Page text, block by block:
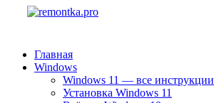
Главная
Windows
Windows 11 — все инструкции
Установка Windows 11